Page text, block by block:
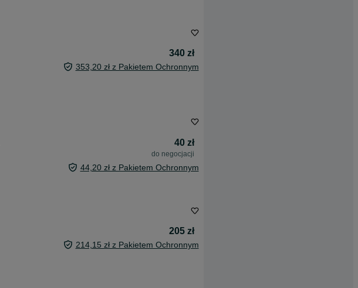
340 zł
353,20 zł z Pakietem Ochronnym
40 zł
do negocjacji
44,20 zł z Pakietem Ochronnym
205 zł
214,15 zł z Pakietem Ochronnym